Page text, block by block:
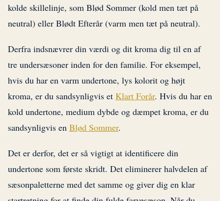
kolde skillelinje, som Blød Sommer (kold men tæt på
neutral) eller Blødt Efterår (varm men tæt på neutral).
Derfra indsnævrer din værdi og dit kroma dig til en af
tre undersæsoner inden for den familie. For eksempel,
hvis du har en varm undertone, lys kolorit og højt
kroma, er du sandsynligvis et Klart Forår. Hvis du har en
kold undertone, medium dybde og dæmpet kroma, er du
sandsynligvis en Blød Sommer.
Det er derfor, det er så vigtigt at identificere din
undertone som første skridt. Det eliminerer halvdelen af
sæsonpaletterne med det samme og giver dig en klar